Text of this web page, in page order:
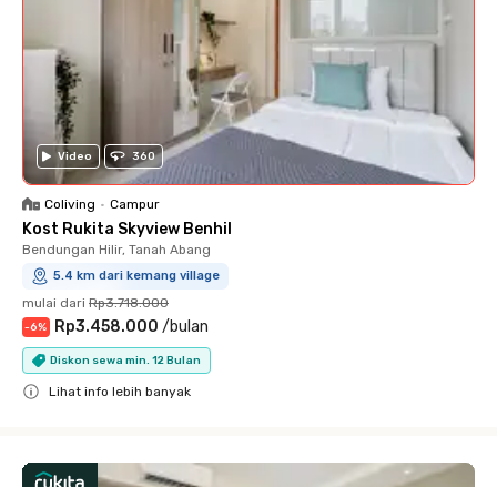
Video 360
Coliving • Campur
Kost Rukita Skyview Benhil
Bendungan Hilir, Tanah Abang
5.4 km dari kemang village
mulai dari Rp3.718.000
-6% Rp3.458.000 /bulan
Diskon sewa min. 12 Bulan
Lihat info lebih banyak